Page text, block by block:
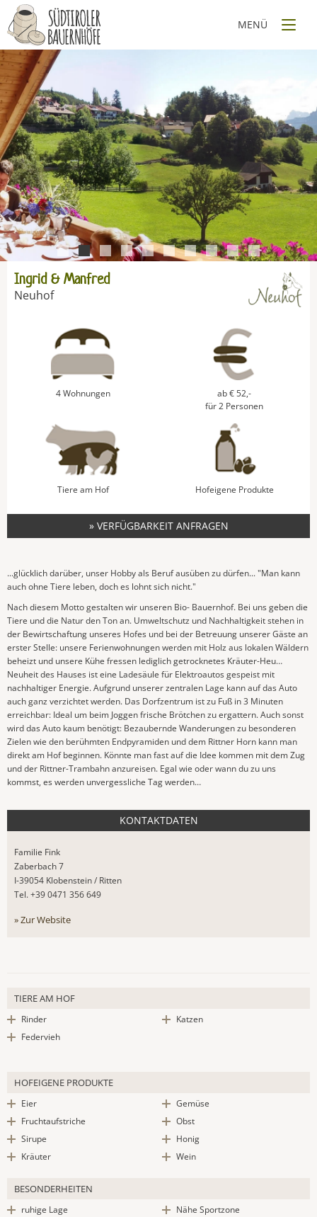
1 4 5 7 8 9 10
Ingrid & Manfred
Neuhof
4 Wohnungen
ab € 52,-
für 2 Personen
Tiere am Hof Hofeigene Produkte
» VERFÜGBARKEIT ANFRAGEN
...glücklich darüber, unser Hobby als Beruf ausüben zu dürfen... "Man kann
auch ohne Tiere leben, doch es lohnt sich nicht."
Nach diesem Motto gestalten wir unseren Bio- Bauernhof. Bei uns geben die
Tiere und die Natur den Ton an. Umweltschutz und Nachhaltigkeit stehen in
der Bewirtschaftung unseres Hofes und bei der Betreuung unserer Gäste an
erster Stelle: unsere Ferienwohnungen werden mit Holz aus lokalen Wäldern
beheizt und unsere Kühe fressen lediglich getrocknetes Kräuter-Heu…
Neuheit des Hauses ist eine Ladesäule für Elektroautos gespeist mit
nachhaltiger Energie. Aufgrund unserer zentralen Lage kann auf das Auto
auch ganz verzichtet werden. Das Dorfzentrum ist zu Fuß in 3 Minuten
erreichbar: Ideal um beim Joggen frische Brötchen zu ergattern. Auch sonst
wird das Auto kaum benötigt: Bezaubernde Wanderungen zu besonderen
Zielen wie den berühmten Endpyramiden und dem Rittner Horn kann man
direkt am Hof beginnen. Könnte man fast auf die Idee kommen mit dem Zug
und der Rittner-Trambahn anzureisen. Egal wie oder wann du zu uns
kommst, es werden unvergessliche Tag werden…
KONTAKTDATEN
Familie Fink
Zaberbach 7
I-39054 Klobenstein / Ritten
Tel. +39 0471 356 649
» Zur Website
TIERE AM HOF
Rinder
Federvieh
Katzen
HOFEIGENE PRODUKTE
Eier
Fruchtaufstriche
Sirupe
Kräuter
Gemüse
Obst
Honig
Wein
BESONDERHEITEN
ruhige Lage
Nähe Sportzone